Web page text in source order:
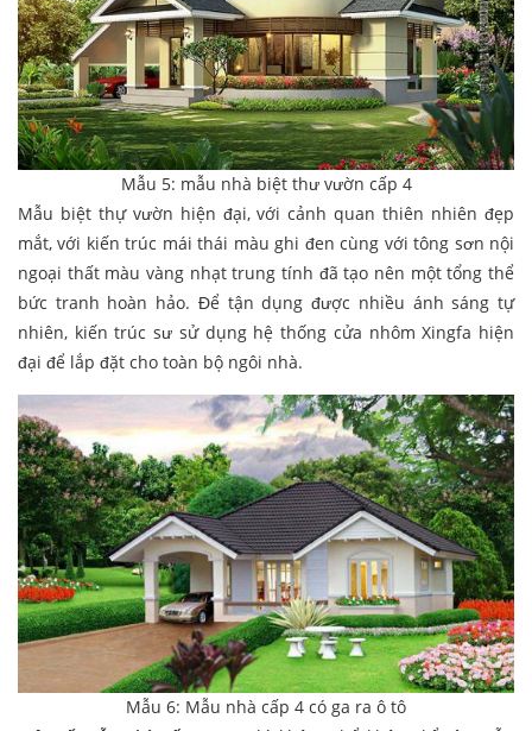
Mẫu 5: mẫu nhà biệt thư vườn cấp 4
Mẫu biệt thự vườn hiện đại, với cảnh quan thiên nhiên đẹp
mắt, với kiến trúc mái thái màu ghi đen cùng với tông sơn nội
ngoại thất màu vàng nhạt trung tính đã tạo nên một tổng thể
bức tranh hoàn hảo. Để tận dụng được nhiều ánh sáng tự
nhiên, kiến trúc sư sử dụng hệ thống cửa nhôm Xingfa hiện
đại để lắp đặt cho toàn bộ ngôi nhà.
Mẫu 6: Mẫu nhà cấp 4 có ga ra ô tô